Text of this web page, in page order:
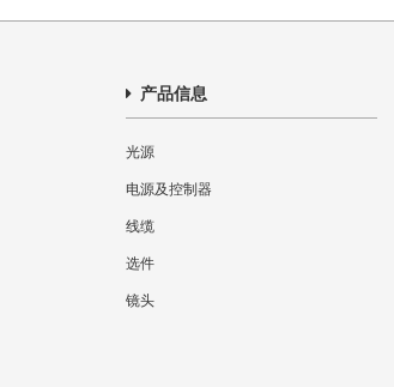
产品信息
光源
电源及控制器
线缆
选件
镜头